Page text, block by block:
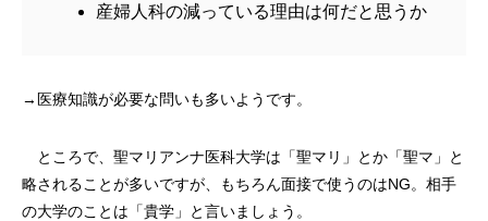
産婦人科の減っている理由は何だと思うか
→医療知識が必要な問いも多いようです。
ところで、聖マリアンナ医科大学は「聖マリ」とか「聖マ」と
略されることが多いですが、もちろん面接で使うのはNG。相手
の大学のことは「貴学」と言いましょう。